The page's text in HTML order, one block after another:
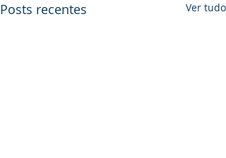
Posts recentes Ver tudo